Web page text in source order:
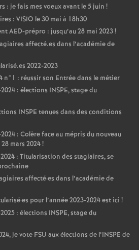
: je fais mes voeux avant le 5 juin !
: VISIO le 30 mai à 18h30
AED-prépro : jusqu’au 28 mai 2023!
affecté.es dans l’académie de
2022-2023
n°1 : réussir son Entrée dans le métier
: élections INSPE, stage du
INSPE tenues dans des conditions
: Colère face au mépris du nouveau
mars 2024!
: Titularisation des stagiaires, se
affecté·es dans l’académie de
·es pour l’année 2023-2024 est ici !
: élections INSPE, stage du
je vote FSU aux élections de l’INSPE de